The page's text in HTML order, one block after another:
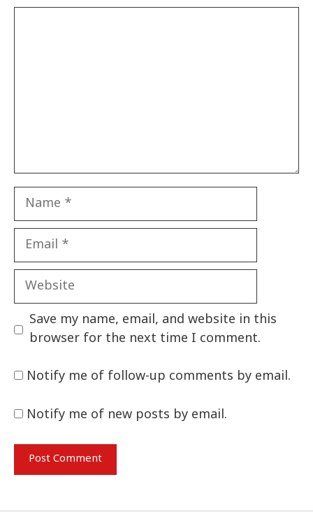
Name
Email
Website
Save my name, email, and website in this
browser for the next time I comment.
Notify me of follow-up comments by email.
Notify me of new posts by email.